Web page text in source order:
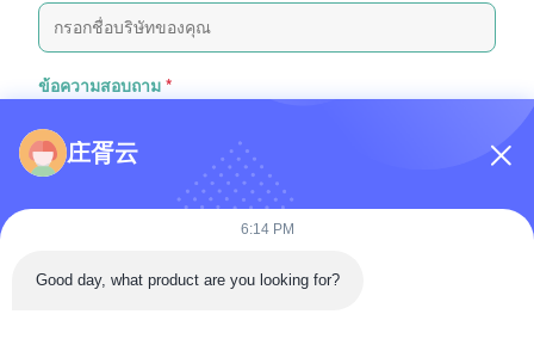
ข้อความสอบถาม *
แนบไฟล์
庄胥云
6:14 PM
Good day, what product are you looking for?